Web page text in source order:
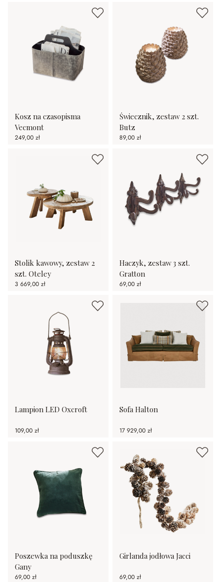
Kosz na czasopisma
Vecmont
249,00 zł
Świecznik, zestaw 2 szt.
Butz
89,00 zł
Stolik kawowy, zestaw 2
szt. Oteley
3 669,00 zł
Haczyk, zestaw 3 szt.
Gratton
69,00 zł
Lampion LED Oxcroft
109,00 zł
Sofa Halton
17 929,00 zł
Poszewka na poduszkę
Gany
69,00 zł
Girlanda jodłowa Jacci
69,00 zł